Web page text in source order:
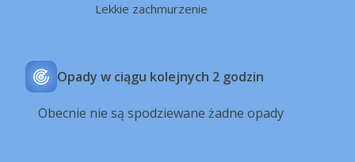
Lekkie zachmurzenie
Opady w ciągu kolejnych 2 godzin
Obecnie nie są spodziewane żadne opady